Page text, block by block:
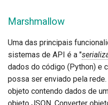
Marshmallow
Uma das principais
sistemas de API é a "
dados do código (Python) e
possa ser enviado pela
objeto contendo dados de